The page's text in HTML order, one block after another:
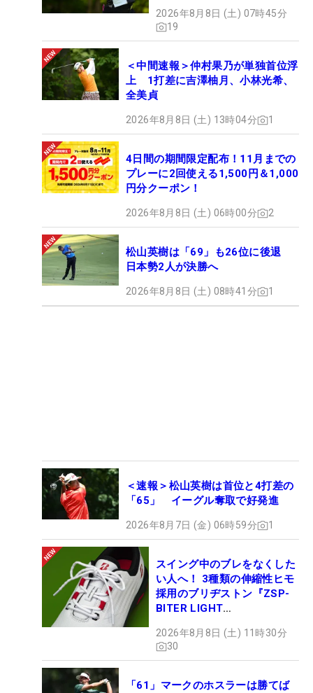
2026年8月8日 (土) 07時45分
19
＜中間速報＞仲村果乃が単独首位浮
上 1打差に吉澤柚月、小林光希、
全美貞
2026年8月8日 (土) 13時04分 1
4日間の期間限定配布！11月までの
プレーに2回使える1,500円＆1,000
円分クーポン！
2026年8月8日 (土) 06時00分 2
松山英樹は「69」も26位に後退
日本勢2人が決勝へ
2026年8月8日 (土) 08時41分 1
＜速報＞松山英樹は首位と4打差の
「65」 イーグル奪取で好発進
2026年8月7日 (金) 06時59分 1
スイング中のブレをなくした
い人へ！ 3種類の伸縮性ヒモ
採用のブリヂストン『ZSP-
BITER LIGHT
ュー
2026年8月8日 (土) 11時30分
30
「61」マークのホスラーは勝てば